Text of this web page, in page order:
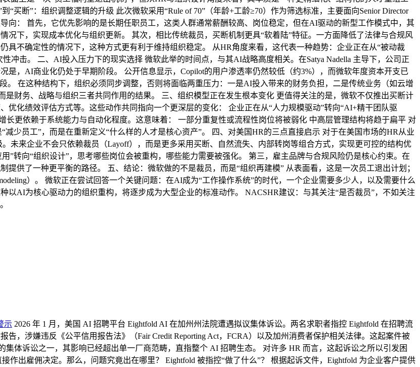
买断”：组织调整逻辑的升级 此次微软采用“Rule of 70”（年龄+工龄≥70）作为筛选标准，主要面向Senior Director
向： 首先，它优先影响的是长期任职员工，这类人群通常薪酬较高、岗位稳定，但在AI驱动的新型工作模式中，其
况下，实现成本优化与组织更新。 其次，相比传统裁员，买断机制更具“软着陆”特征。一方面降低了法律与合规风
具不确定性的情况下，这种方式更有利于维持组织稳定。 从HR角度来看，这代表一种趋势：企业正在从“被动裁
冲击。 二、AI投入压力下的现实选择 微软此举的时间点，与其AI战略高度相关。在Satya Nadella 主导下，公司正
是，AI商业化仍处于早期阶段。 公开信息显示，Copilot的用户渗透率仍然较低（约3%），而微软年度资本开支已
。 在这种结构下，组织必须同步调整，否则将面临两重压力：一是AI投入带来的财务负担，二是传统业务（如云增
财务、战略与组织三者共同作用的结果。 三、组织模型正在发生根本变化 更值得关注的是，微软不仅推出买断计
优化绩效评估方式等。这些动作共同指向一个更深层的变化： 企业正在从“人力规模驱动”转向“AI+精干团队驱
更依赖于系统能力与自动化程度。这意味着： 一部分重复性或流程性岗位将被弱化 中高层管理结构将趋于扁平 对
少员工”，而是在重新定义“什么样的人才是核心资产”。 四、对美国HR的三点直接启示 对于在美国市场的HR从业
未来企业不会只依赖裁员（Layoff），而是更多采用买断、自然流失、内部转岗等组合方式，实现更可控的结构优
”转向“组织设计”，思考哪些岗位会被重构，哪些能力需要被强化。 第三，雇主品牌与合规风险仍是核心约束。在
供了一种更平衡的路径。 五、结论：微软做的不是裁员，而是“组织再建模” 从表面看，这是一次员工退出计划；
）。 微软正在尝试回答一个关键问题：在AI成为“工作操作系统”的时代，一个企业需要多少人，以及需要什么
以AI为核心驱动力的组织重构，将逐步成为大型企业的标准动作。 NACSHR建议：与其关注“是否裁员”，不如关注
示 2026 年 1 月，美国 AI 招聘平台 Eightfold AI 在加州州法院遭遇拟议集体诉讼。两名求职者指控 Eightfold 在招聘流
，涉嫌违反《公平信用报告法》（Fair Credit Reporting Act，FCRA）以及加州消费者保护相关法律。这起案件被
体诉讼之一，其影响已经超出单一厂商范畴，直指整个 AI 招聘生态。 对许多 HR 而言，这起诉讼之所以引发困
作出雇佣决定。那么，问题究竟出在哪里？ Eightfold 被指控“做了什么”？ 根据起诉文件，Eightfold 为企业客户提供